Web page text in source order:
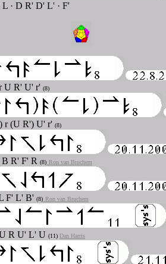
· D R' D' L' · F'
U R' U' r' (8)
r (U R') U' r' (8)
R' F' R (8) Ron van Bruchem
F' L' B' (8) Ron van Bruchem
R U' L' U (11) Dan Harris